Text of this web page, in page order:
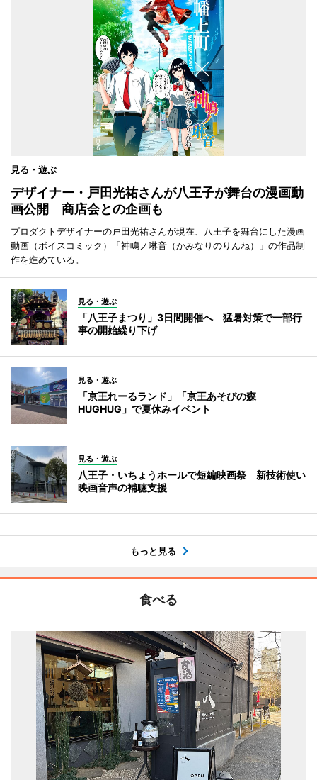
見る・遊ぶ
デザイナー・戸田光祐さんが八王子が舞台の漫画動
画公開 商店会との企画も
プロダクトデザイナーの戸田光祐さんが現在、八王子を舞台にした漫画
動画（ボイスコミック）「神鳴ノ琳音（かみなりのりんね）」の作品制
作を進めている。
見る・遊ぶ
「八王子まつり」3日間開催へ 猛暑対策で一部行
事の開始繰り下げ
見る・遊ぶ
「京王れーるランド」「京王あそびの森
HUGHUG」で夏休みイベント
見る・遊ぶ
八王子・いちょうホールで短編映画祭 新技術使い
映画音声の補聴支援
もっと見る
食べる